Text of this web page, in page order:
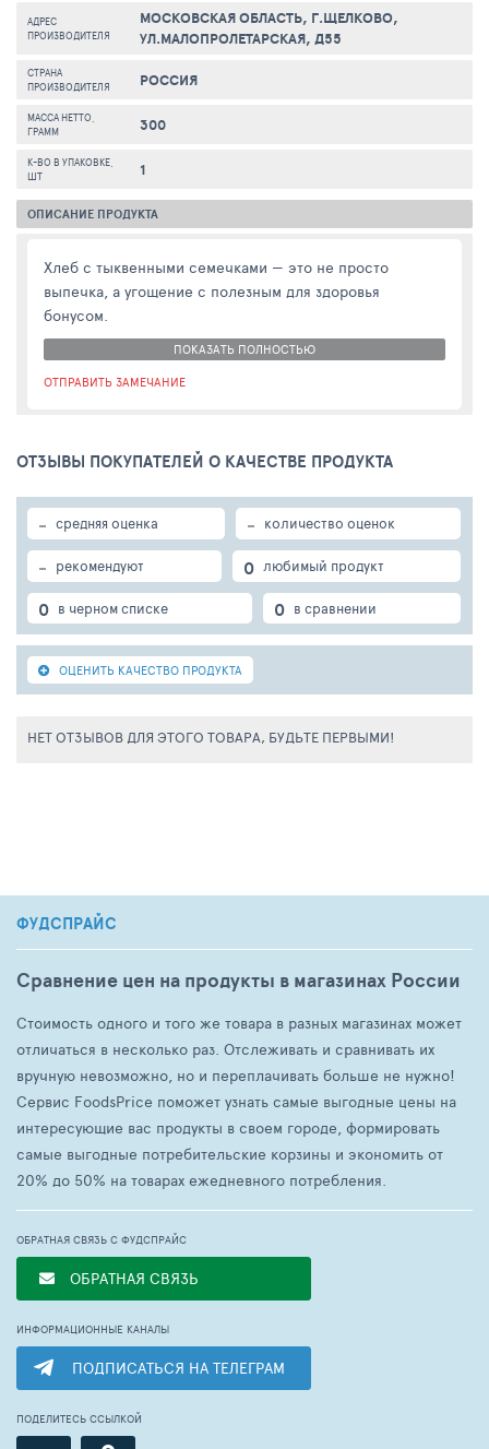
АДРЕС
ПРОИЗВОДИТЕЛЯ
МОСКОВСКАЯ ОБЛАСТЬ, Г.ЩЕЛКОВО,
УЛ.МАЛОПРОЛЕТАРСКАЯ, Д55
СТРАНА
ПРОИЗВОДИТЕЛЯ
РОССИЯ
МАССА НЕТТО,
ГРАММ
300
К-ВО В УПАКОВКЕ,
ШТ
1
ОПИСАНИЕ ПРОДУКТА
Хлеб с тыквенными семечками — это не просто
выпечка, а угощение с полезным для здоровья
бонусом.
ПОКАЗАТЬ ПОЛНОСТЬЮ
ОТПРАВИТЬ ЗАМЕЧАНИЕ
ОТЗЫВЫ ПОКУПАТЕЛЕЙ О КАЧЕСТВЕ ПРОДУКТА
- средняя оценка - количество оценок
- рекомендуют 0 любимый продукт
0 в черном списке 0 в сравнении
ОЦЕНИТЬ КАЧЕСТВО ПРОДУКТА
НЕТ ОТЗЫВОВ ДЛЯ ЭТОГО ТОВАРА, БУДЬТЕ ПЕРВЫМИ!
ФУДСПРАЙС
Сравнение цен на продукты в магазинах России
Стоимость одного и того же товара в разных магазинах может
отличаться в несколько раз. Отслеживать и сравнивать их
вручную невозможно, но и переплачивать больше не нужно!
Сервис FoodsPrice поможет узнать самые выгодные цены на
интересующие вас продукты в своем городе, формировать
самые выгодные потребительские корзины и экономить от
20% до 50% на товарах ежедневного потребления.
ОБРАТНАЯ СВЯЗЬ С ФУДСПРАЙС
ОБРАТНАЯ СВЯЗЬ
ИНФОРМАЦИОННЫЕ КАНАЛЫ
ПОДПИСАТЬСЯ НА ТЕЛЕГРАМ
ПОДЕЛИТЕСЬ ССЫЛКОЙ